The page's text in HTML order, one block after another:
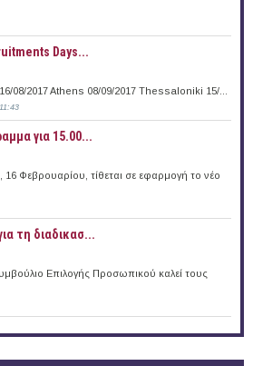
Days...
08/2017 Athens 08/09/2017 Thessaloniki 15/...
για 15.00...
16 Φεβρουαρίου, τίθεται σε εφαρμογή το νέο
τη διαδικασ...
Επιλογής Προσωπικού καλεί τους